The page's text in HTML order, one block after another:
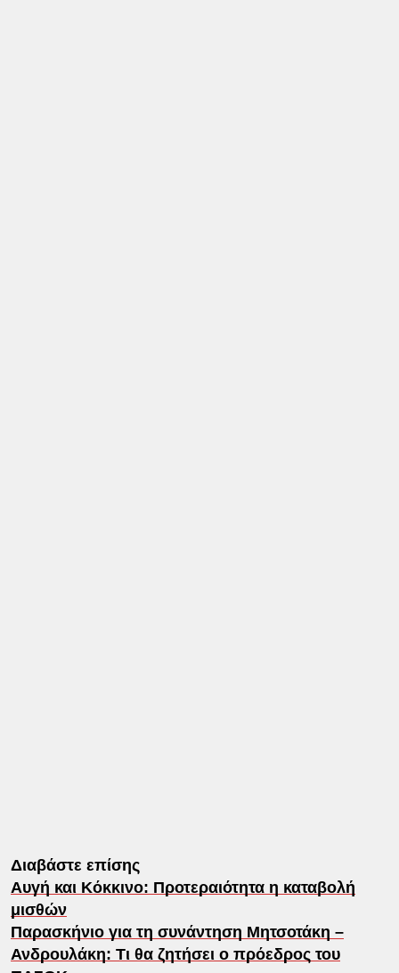
Διαβάστε επίσης
Αυγή και Κόκκινο: Προτεραιότητα η καταβολή
μισθών
Παρασκήνιο για τη συνάντηση Μητσοτάκη –
Ανδρουλάκη: Τι θα ζητήσει ο πρόεδρος του